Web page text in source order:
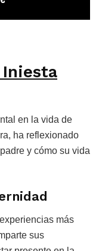
Iniesta
en la vida de
ha reflexionado
y cómo su vida
más
sus